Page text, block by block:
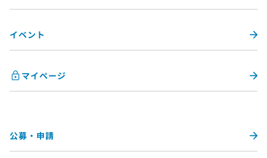
イベント
マイページ
公募・申請